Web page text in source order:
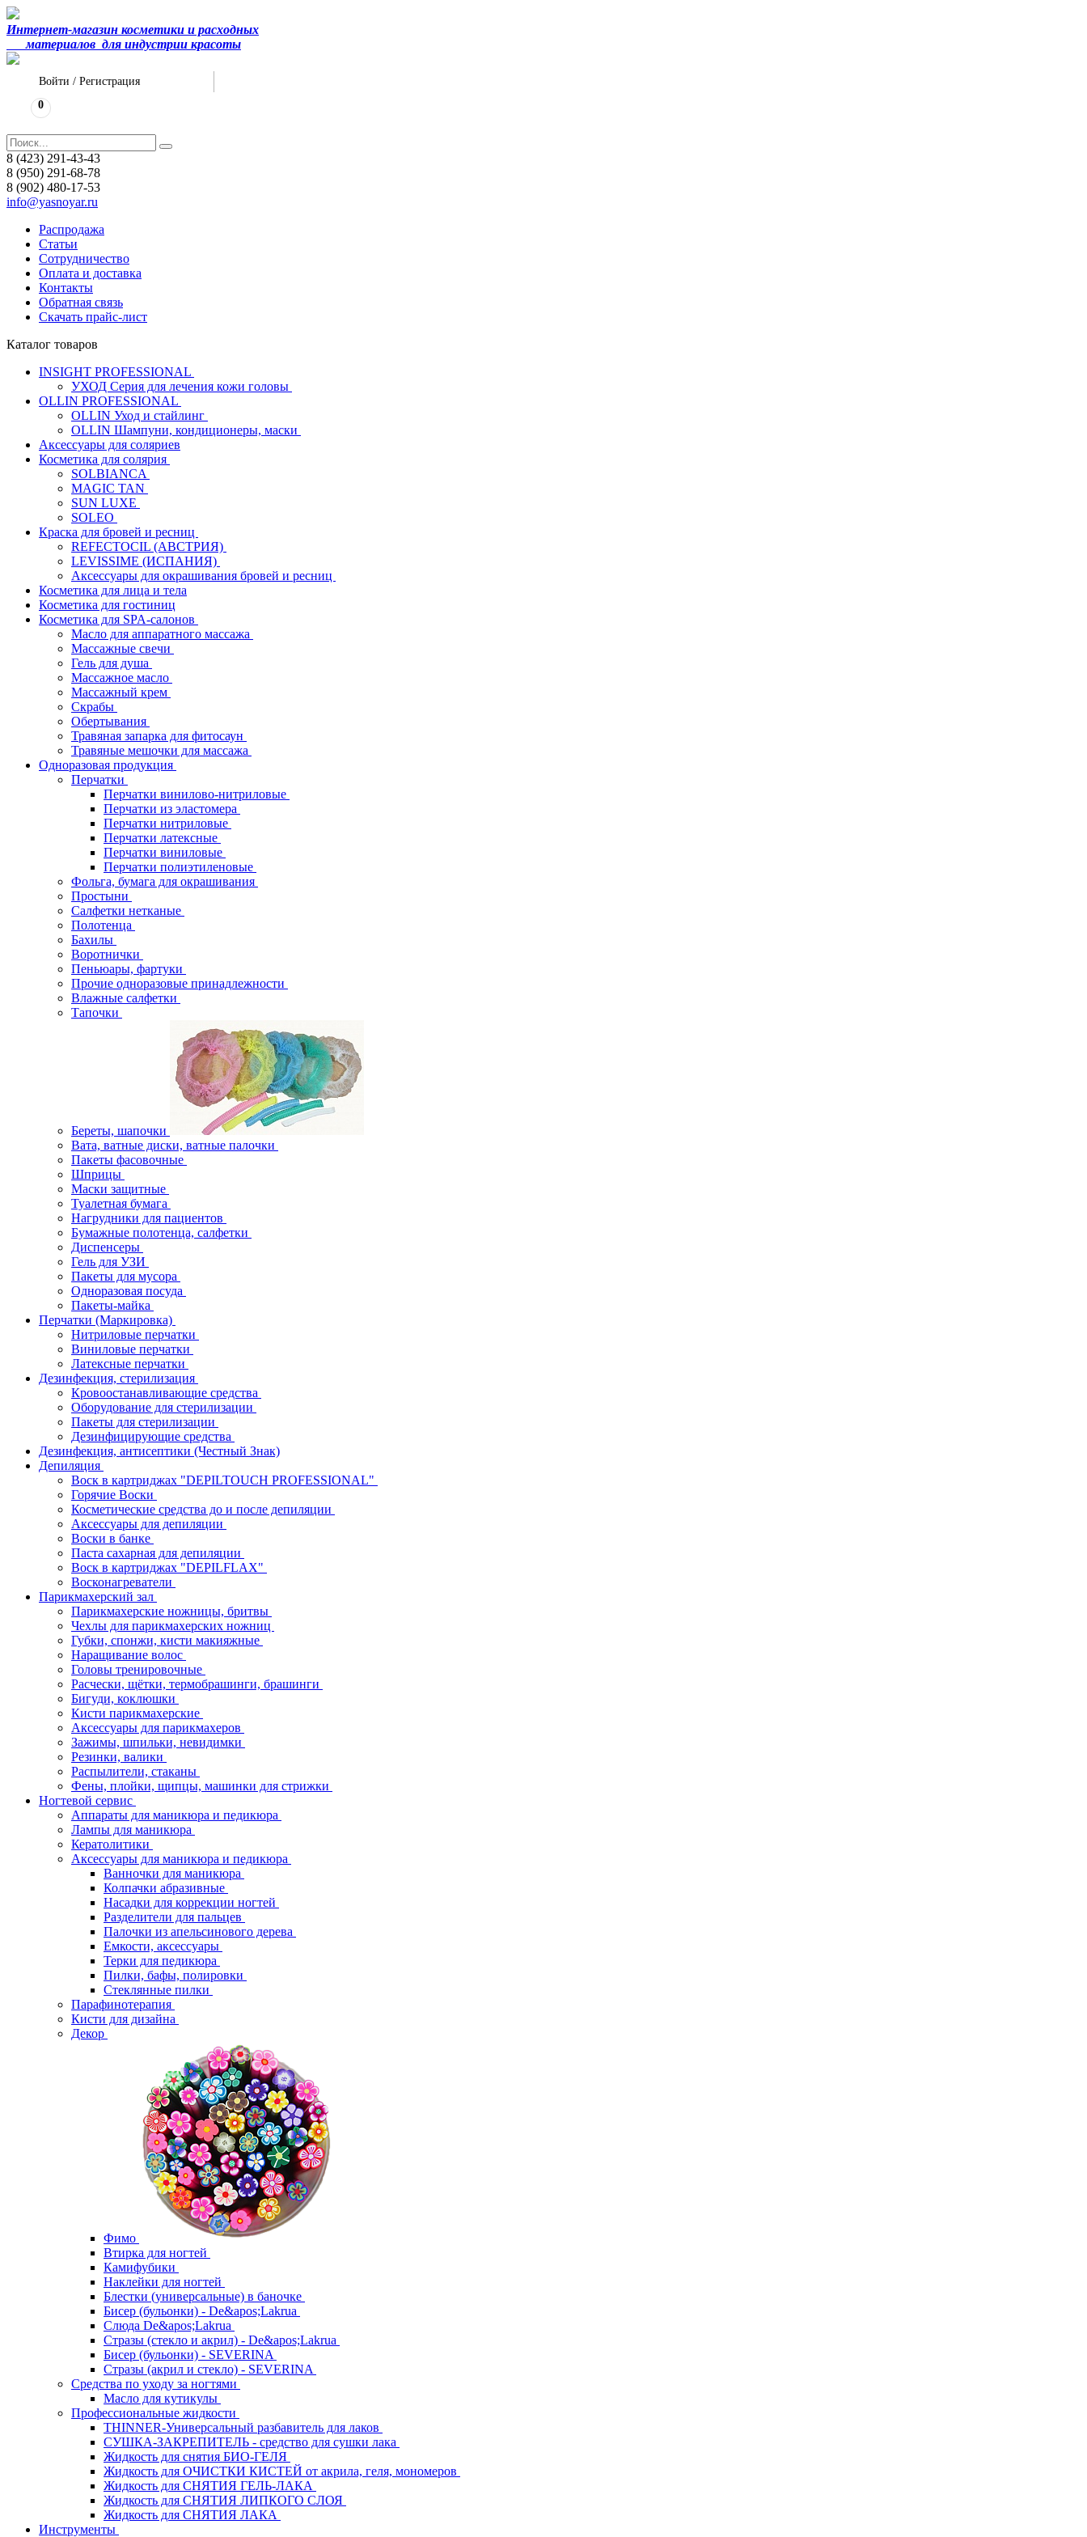
Интернет-магазин косметики и расходных
материалов для индустрии красоты
Войти / Регистрация
0
8 (423) 291-43-43
8 (950) 291-68-78
8 (902) 480-17-53
info@yasnoyar.ru
Распродажа
Статьи
Сотрудничество
Оплата и доставка
Контакты
Обратная связь
Скачать прайс-лист
Каталог товаров
INSIGHT PROFESSIONAL
УХОД Серия для лечения кожи головы
OLLIN PROFESSIONAL
OLLIN Уход и стайлинг
OLLIN Шампуни, кондиционеры, маски
Аксессуары для соляриев
Косметика для солярия
SOLBIANCA
MAGIC TAN
SUN LUXE
SOLEO
Краска для бровей и ресниц
REFECTOCIL (АВСТРИЯ)
LEVISSIME (ИСПАНИЯ)
Аксессуары для окрашивания бровей и ресниц
Косметика для лица и тела
Косметика для гостиниц
Косметика для SPA-салонов
Масло для аппаратного массажа
Массажные свечи
Гель для душа
Массажное масло
Массажный крем
Скрабы
Обертывания
Травяная запарка для фитосаун
Травяные мешочки для массажа
Одноразовая продукция
Перчатки
Перчатки винилово-нитриловые
Перчатки из эластомера
Перчатки нитриловые
Перчатки латексные
Перчатки виниловые
Перчатки полиэтиленовые
Фольга, бумага для окрашивания
Простыни
Салфетки нетканые
Полотенца
Бахилы
Воротнички
Пеньюары, фартуки
Прочие одноразовые принадлежности
Влажные салфетки
Тапочки
Береты, шапочки
Вата, ватные диски, ватные палочки
Пакеты фасовочные
Шприцы
Маски защитные
Туалетная бумага
Нагрудники для пациентов
Бумажные полотенца, салфетки
Диспенсеры
Гель для УЗИ
Пакеты для мусора
Одноразовая посуда
Пакеты-майка
Перчатки (Маркировка)
Нитриловые перчатки
Виниловые перчатки
Латексные перчатки
Дезинфекция, стерилизация
Кровоостанавливающие средства
Оборудование для стерилизации
Пакеты для стерилизации
Дезинфицирующие средства
Дезинфекция, антисептики (Честный Знак)
Депиляция
Воск в картриджах "DEPILTOUCH PROFESSIONAL"
Горячие Воски
Косметические средства до и после депиляции
Аксессуары для депиляции
Воски в банке
Паста сахарная для депиляции
Воск в картриджах "DEPILFLAX"
Восконагреватели
Парикмахерский зал
Парикмахерские ножницы, бритвы
Чехлы для парикмахерских ножниц
Губки, спонжи, кисти макияжные
Наращивание волос
Головы тренировочные
Расчески, щётки, термобрашинги, брашинги
Бигуди, коклюшки
Кисти парикмахерские
Аксессуары для парикмахеров
Зажимы, шпильки, невидимки
Резинки, валики
Распылители, стаканы
Фены, плойки, щипцы, машинки для стрижки
Ногтевой сервис
Аппараты для маникюра и педикюра
Лампы для маникюра
Кератолитики
Аксессуары для маникюра и педикюра
Ванночки для маникюра
Колпачки абразивные
Насадки для коррекции ногтей
Разделители для пальцев
Палочки из апельсинового дерева
Емкости, аксессуары
Терки для педикюра
Пилки, бафы, полировки
Стеклянные пилки
Парафинотерапия
Кисти для дизайна
Декор
Фимо
Втирка для ногтей
Камифубики
Наклейки для ногтей
Блестки (универсальные) в баночке
Бисер (бульонки) - De&apos;Lakrua
Слюда De&apos;Lakrua
Стразы (стекло и акрил) - De&apos;Lakrua
Бисер (бульонки) - SEVERINA
Стразы (акрил и стекло) - SEVERINA
Средства по уходу за ногтями
Масло для кутикулы
Профессиональные жидкости
THINNER-Универсальный разбавитель для лаков
СУШКА-ЗАКРЕПИТЕЛЬ - средство для сушки лака
Жидкость для снятия БИО-ГЕЛЯ
Жидкость для ОЧИСТКИ КИСТЕЙ от акрила, геля, мономеров
Жидкость для СНЯТИЯ ГЕЛЬ-ЛАКА
Жидкость для СНЯТИЯ ЛИПКОГО СЛОЯ
Жидкость для СНЯТИЯ ЛАКА
Инструменты